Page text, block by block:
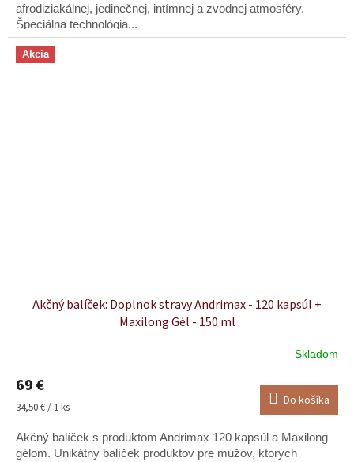
hviezdičiek.
afrodiziakálnej, jedinečnej, intímnej a zvodnej atmosféry.
Špeciálna technológia...
Akcia
Akčný balíček: Doplnok stravy Andrimax - 120 kapsúl +
Maxilong Gél - 150 ml
produktu
je
5,0
z
5
Skladom
69 €
Jednotková
34,50 € / 1 ks Do košíka
Akčný balíček s produktom Andrimax 120 kapsúl a Maxilong
gélom. Unikátny balíček produktov pre mužov, ktorých